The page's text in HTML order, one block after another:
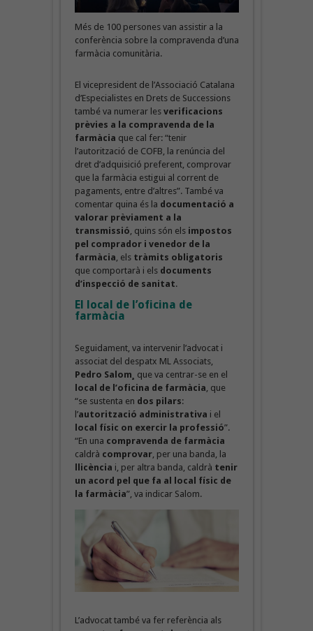
Més de 100 persones van assistir a la
conferència sobre la compravenda d’una
farmàcia comunitària.
El vicepresident de l’Associació Catalana
d’Especialistes en Drets de Successions
també va numerar les verificacions
prèvies a la compravenda de la
farmàcia que cal fer: “tenir
l’autorització de COFB, la renúncia del
dret d’adquisició preferent, comprovar
que la farmàcia estigui al corrent de
pagaments, entre d’altres”. També va
comentar quina és la documentació a
valorar prèviament a la
transmissió, quins són els impostos
pel comprador i venedor de la
farmàcia, els tràmits obligatoris
que comportarà i els documents
d’inspecció de sanitat.
El local de l’oficina de
farmàcia
Seguidament, va intervenir l’advocat i
associat del despatx ML Associats,
Pedro Salom¸ que va centrar-se en el
local de l’oficina de farmàcia, que
“se sustenta en dos pilars:
l’autorització administrativa i el
local físic on exercir la professió”.
“En una compravenda de farmàcia
caldrà comprovar, per una banda, la
llicència i, per altra banda, caldrà tenir
un acord pel que fa al local físic de
la farmàcia”, va indicar Salom.
L’advocat també va fer referència als